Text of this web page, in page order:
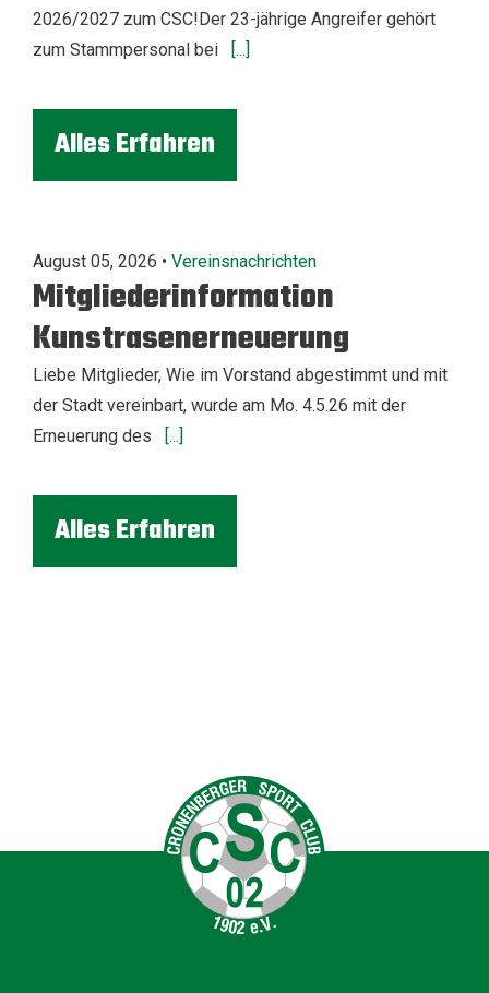
2026/2027 zum CSC!Der 23-jährige Angreifer gehört
zum Stammpersonal bei
[...]
Alles Erfahren
August 05, 2026 • Vereinsnachrichten
Mitgliederinformation
Kunstrasenerneuerung
Liebe Mitglieder, Wie im Vorstand abgestimmt und mit
der Stadt vereinbart, wurde am Mo. 4.5.26 mit der
Erneuerung des
[...]
Alles Erfahren